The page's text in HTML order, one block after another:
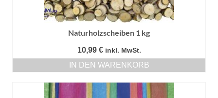
Naturholzscheiben 1 kg
10,99 € inkl. MwSt.
IN DEN WARENKORB